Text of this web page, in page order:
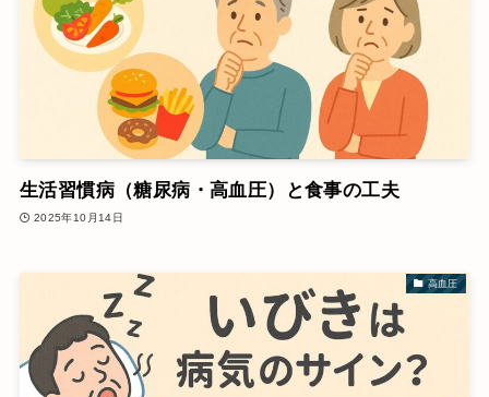
生活習慣病（糖尿病・高血圧）と食事の工夫
2025年10月14日
高血圧